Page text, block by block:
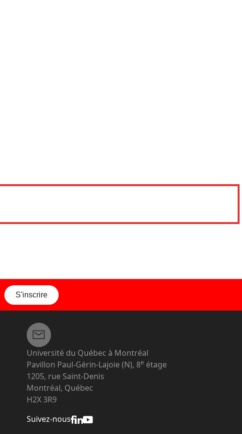
S'inscrire
Université du Québec à Montréal
Pavillon Paul-Gérin-Lajoie (N), 8e étage
1205, rue Saint-Denis
Montréal, Québec
H2X 3R9
Suivez-nous